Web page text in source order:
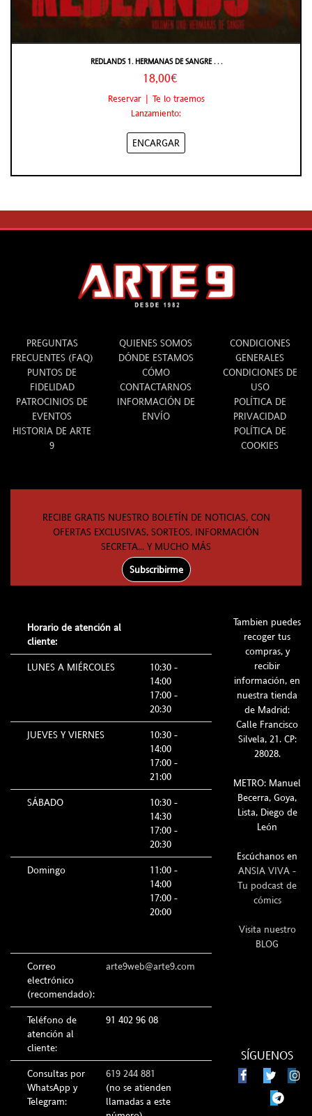
REDLANDS 1. HERMANAS DE SANGRE . . .
18,00€
Reservar | Te lo traemos
Lanzamiento:
ENCARGAR
PREGUNTAS
FRECUENTES (FAQ)
PUNTOS DE
FIDELIDAD
PATROCINIOS DE
EVENTOS
HISTORIA DE ARTE
9
QUIENES SOMOS
DÓNDE ESTAMOS
CÓMO
CONTACTARNOS
INFORMACIÓN DE
ENVÍO
CONDICIONES
GENERALES
CONDICIONES DE
USO
POLÍTICA DE
PRIVACIDAD
POLÍTICA DE
COOKIES
RECIBE GRATIS NUESTRO BOLETÍN DE NOTICIAS, CON
OFERTAS EXCLUSIVAS, SORTEOS, INFORMACIÓN
SECRETA... Y MUCHO MÁS
Subscribirme
Horario de atención al
cliente:
LUNES A MIÉRCOLES
10:30 -
14:00
17:00 -
20:30
JUEVES Y VIERNES
10:30 -
14:00
17:00 -
21:00
SÁBADO
10:30 -
14:30
17:00 -
20:30
Domingo
11:00 -
14:00
17:00 -
20:00
Correo
electrónico
(recomendado):
arte9web@arte9.com
Teléfono de
atención al
cliente:
91 402 96 08
Consultas por
WhatsApp y
Telegram:
619 244 881
(no se atienden
llamadas a este
Tambien puedes
recoger tus
compras, y
recibir
información, en
nuestra tienda
de Madrid:
Calle Francisco
Silvela, 21. CP:
28028.
METRO: Manuel
Becerra, Goya,
Lista, Diego de
León
Escúchanos en
ANSIA VIVA -
Tu podcast de
cómics
Visita nuestro
BLOG
SÍGUENOS